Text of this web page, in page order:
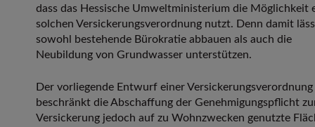
dass das Hessische Umweltministerium die Möglichkeit
solchen Versickerungsverordnung nutzt. Denn damit
sowohl bestehende Bürokratie abbauen als auch die
Neubildung von Grundwasser unterstützen.
Der vorliegende Entwurf einer Versickerungsverordnung
beschränkt die Abschaffung der Genehmigungspflicht
Versickerung jedoch auf zu Wohnzwecken genutzte